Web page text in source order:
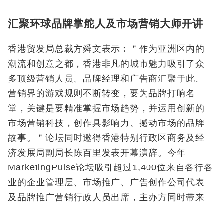
汇聚环球品牌掌舵人及市场营销大师开讲
香港贸发局总裁方舜文表示︰＂作为亚洲区内的
潮流和创意之都，香港非凡的城市魅力吸引了众
多顶级营销人员、品牌经理和广告商汇聚于此。
营销界的游戏规则不断转变，要为品牌打响名
堂，关键是要精准掌握市场趋势，并运用创新的
市场营销科技，创作具影响力、撼动市场的品牌
故事。＂论坛同时邀得香港特别行政区商务及经
济发展局副局长陈百里发表开幕演辞。今年
MarketingPulse论坛吸引超过1,400位来自各行各
业的企业管理层、市场推广、广告创作公司代表
及品牌推广营销行政人员出席，主办方同时带来